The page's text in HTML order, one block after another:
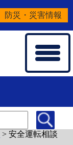
防災・災害情報
> 安全運転相談